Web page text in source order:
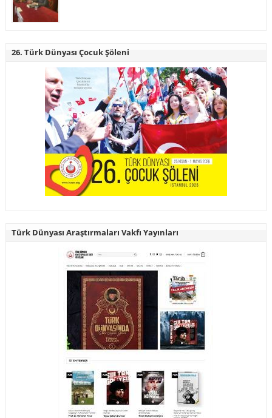
26. Türk Dünyası Çocuk Şöleni
Türk Dünyası Araştırmaları Vakfı Yayınları